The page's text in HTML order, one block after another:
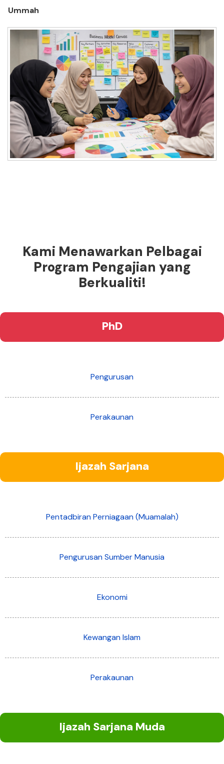
Ummah
Kami Menawarkan Pelbagai
Program Pengajian yang
Berkualiti!
PhD
Pengurusan
Perakaunan
Ijazah Sarjana
Pentadbiran Perniagaan (Muamalah)
Pengurusan Sumber Manusia
Ekonomi
Kewangan Islam
Perakaunan
Ijazah Sarjana Muda